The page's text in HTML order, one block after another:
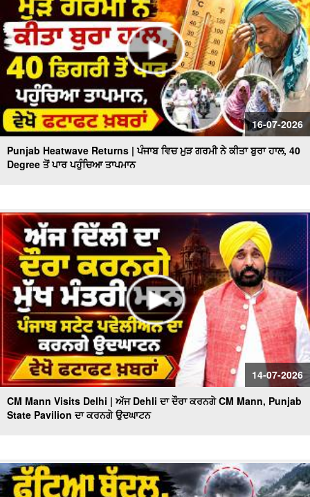
16-07-2026
Punjab Heatwave Returns | ਪੰਜਾਬ ਵਿਚ ਮੁੜ ਗਰਮੀ ਨੇ ਕੀਤਾ ਬੁਰਾ ਹਾਲ, 40
Degree ਤੋਂ ਪਾਰ ਪਹੁੰਚਿਆ ਤਾਪਮਾਨ
14-07-2026
CM Mann Visits Delhi | ਅੱਜ Dehli ਦਾ ਦੌਰਾ ਕਰਨਗੇ CM Mann, Punjab
State Pavilion ਦਾ ਕਰਨਗੇ ਉਦਘਾਟਨ